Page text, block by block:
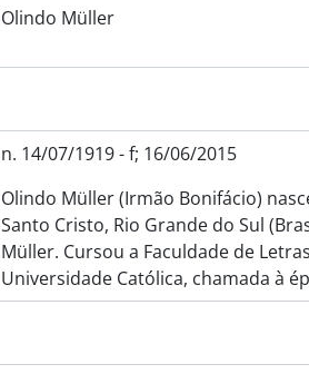
Olindo Müller
n. 14/07/1919 - f; 16/06/2015
Olindo Müller (Irmão Bonifácio)
Santo Cristo, Rio Grande do Sul
Müller. Cursou a Faculdade de
Universidade Católica, chamada à